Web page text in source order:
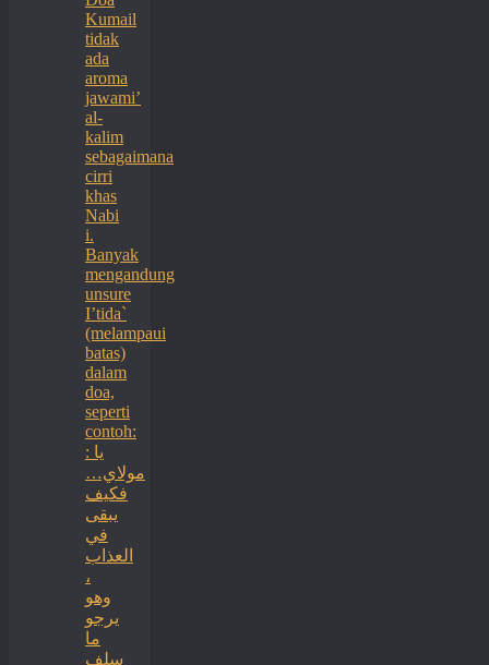
Kumail
tidak
ada
aroma
jawami’
al-
kalim
sebagaimana
cirri
khas
Nabi
i.
Banyak
mengandung
unsure
I’tida`
(melampaui
batas)
dalam
doa,
seperti
contoh:
: يا
مولاي…
فكيف
يبقى
في
العذاب
،
وهو
يرجو
ما
سلف